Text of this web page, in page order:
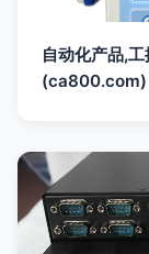
自动化产品,
(ca800.com)